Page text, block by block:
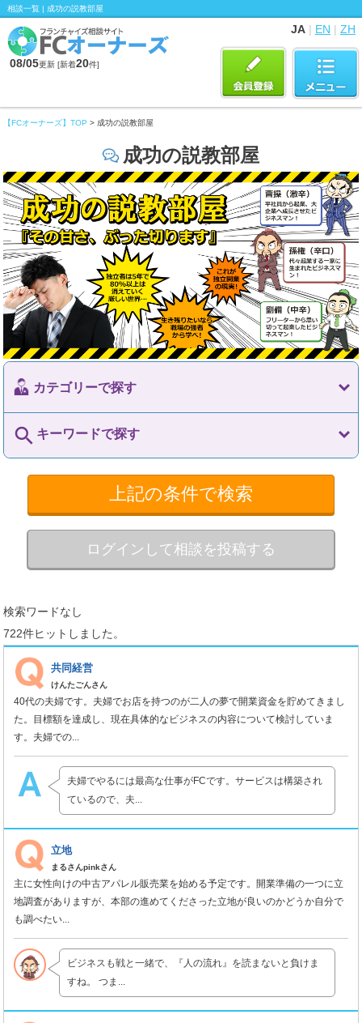
相談一覧 | 成功の説教部屋
08/05更新 [新着20件]
JA | EN | ZH
【FCオーナーズ】TOP > 成功の説教部屋
成功の説教部屋
カテゴリーで探す
search キーワードで探す
上記の条件で検索
ログインして相談を投稿する
検索ワードなし
722件ヒットしました。
共同経営
けんたごんさん
40代の夫婦です。夫婦でお店を持つのが二人の夢で開業資金を貯めてきまし
た。目標額を達成し、現在具体的なビジネスの内容について検討していま
す。夫婦での...
夫婦でやるには最高な仕事がFCです。サービスは構築され
ているので、夫...
立地
まるさんpinkさん
主に女性向けの中古アパレル販売業を始める予定です。開業準備の一つに立
地調査がありますが、本部の進めてくださった立地が良いのかどうか自分で
も調べたい...
ビジネスも戦と一緒で、『人の流れ』を読まないと負けま
すね。 つま...